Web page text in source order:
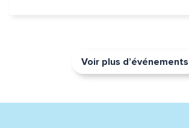
Voir plus d’événements